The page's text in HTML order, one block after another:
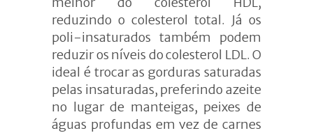
reduzindo o colesterol total. Já os
poli-insaturados também podem
reduzir os níveis do colesterol LDL. O
ideal é trocar as gorduras saturadas
pelas insaturadas, preferindo azeite
no lugar de manteigas, peixes de
águas profundas em vez de carnes